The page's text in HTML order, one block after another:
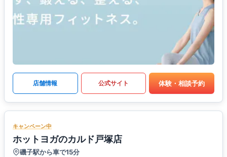
店舗情報 公式サイト 体験・相談予約
キャンペーン中
ホットヨガのカルド戸塚店
磯子駅から車で15分